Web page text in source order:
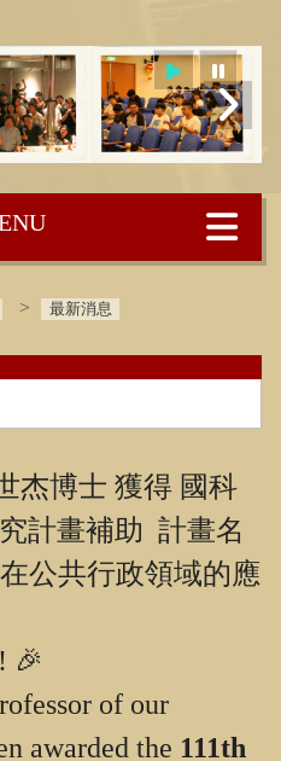
最新消息
杰博士 獲得 國科
計畫補助 計畫名
公共行政領域的應
🎉
of our
awarded the 111th